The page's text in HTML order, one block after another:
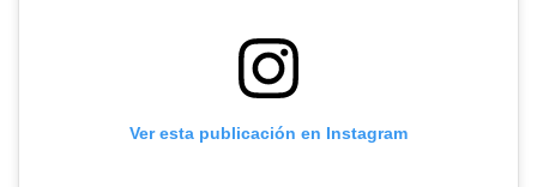
Ver esta publicación en Instagram